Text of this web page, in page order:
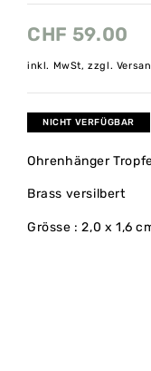
CHF 59.00
inkl. MwSt, zzgl.
NICHT VERFÜGBAR
Ohrenhänger
Brass versilbert
Grösse : 2,0 x 1,6